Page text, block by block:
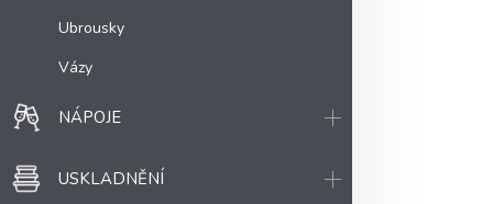
Ubrousky
Vázy
NÁPOJE
USKLADNĚNÍ